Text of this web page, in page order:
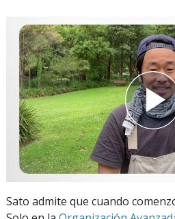
Sato admite que cuando